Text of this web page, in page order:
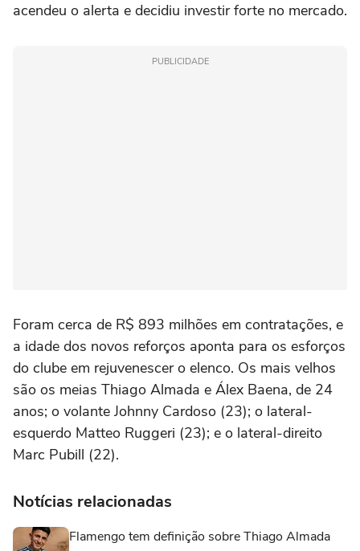
acendeu o alerta e decidiu investir forte no mercado.
PUBLICIDADE
Foram cerca de R$ 893 milhões em contratações, e
a idade dos novos reforços aponta para os esforços
do clube em rejuvenescer o elenco. Os mais velhos
são os meias Thiago Almada e Álex Baena, de 24
anos; o volante Johnny Cardoso (23); o lateral-
esquerdo Matteo Ruggeri (23); e o lateral-direito
Marc Pubill (22).
Notícias relacionadas
Flamengo tem definição sobre Thiago Almada